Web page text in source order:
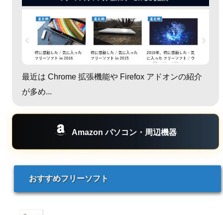
最近は Chrome 拡張機能や Firefox アドオンの紹介
が多め...
Amazon パソコン・周辺機器
おすすめフリーソフト